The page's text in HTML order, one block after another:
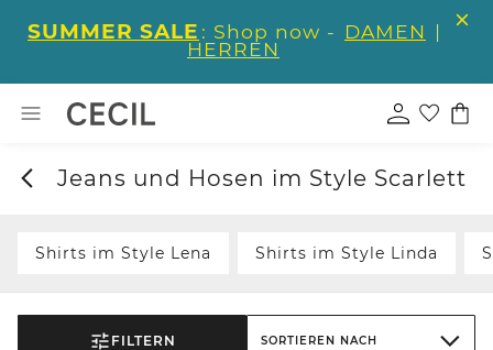
SUMMER SALE : Shop now - DAMEN |
HERREN
Jeans und Hosen im Style Scarlett
Shirts im Style Lena Shirts im Style Linda
FILTERN SORTIEREN NACH